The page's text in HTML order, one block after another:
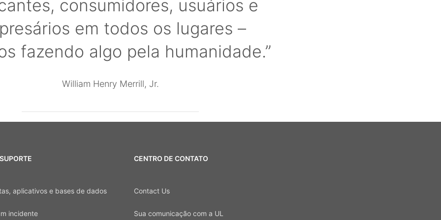
consumidores, usuários e
em todos os lugares –
fazendo algo pela humanidade.”
William Henry Merrill, Jr.
aplicativos e bases de dados
incidente
CENTRO DE CONTATO
Contact Us
Sua comunicação com a UL